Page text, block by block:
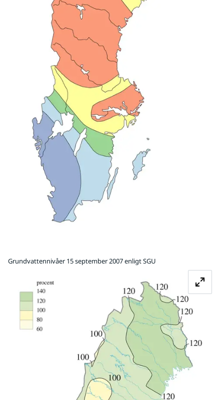
Grundvattennivåer 15 september 2007 enligt SGU